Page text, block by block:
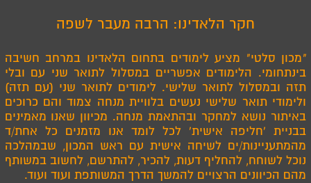
חקר הלאדינו: הרבה מעבר לשפה
"מכון סלטי" מציע לימודים בתחום הלאדינו במרחב חשיבה
בינתחומי. הלימודים אפשריים במסלול לתואר שני עם ובלי
תזה ובמסלול לתואר שלישי. לימודים לתואר שני (עם תזה)
ולימודי תואר שלישי נעשים בלוויית מנחה צמוד והם כרוכים
באיתור נושא למחקר ובהתאמת מנחה. מכיוון שאנו מאמינים
בבניית 'חליפה אישית' לכל לומד אנו מזמנים כל אחת/ד
מהמתעניינות/ים לשיחה אישית עם ראש המכון, שבמהלכה
נוכל לשוחח, להחליף דעות, להכיר, להתרשם, לחשוב במשותף
מהם הכיוונים הרצויים להמשך הדרך המשותפת ועוד ועוד.